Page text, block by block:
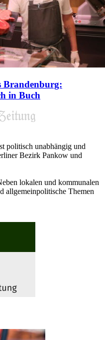
Brandenburg:
in Buch
politisch unabhängig und
Bezirk Pankow und
lokalen und kommunalen
allgemeinpolitische Themen